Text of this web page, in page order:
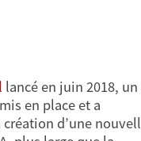
lancé en juin 2018, un
en place et a
d’une